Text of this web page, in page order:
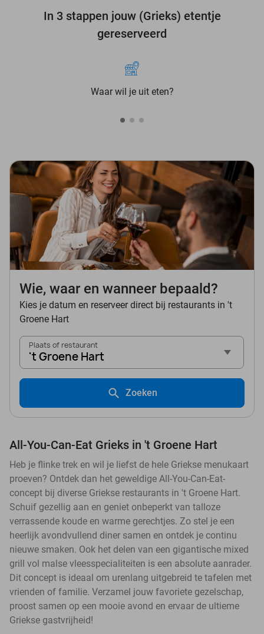
In 3 stappen jouw (Grieks) etentje
gereserveerd
Waar wil je uit eten?
Wie, waar en wanneer bepaald?
Kies je datum en reserveer direct bij restaurants in 't
Groene Hart
Plaats of restaurant
't Groene Hart
Zoeken
All-You-Can-Eat Grieks in 't Groene Hart
Heb je flinke trek en wil je liefst de hele Griekse menukaart
proeven? Ontdek dan het geweldige All-You-Can-Eat-
concept bij diverse Griekse restaurants in 't Groene Hart.
Schuif gezellig aan en geniet onbeperkt van talloze
verrassende koude en warme gerechtjes. Zo stel je een
heerlijk avondvullend diner samen en ontdek je continu
nieuwe smaken. Ook het delen van een gigantische mixed
grill vol malse vleesspecialiteiten is een absolute aanrader.
Dit concept is ideaal om urenlang uitgebreid te tafelen met
vrienden of familie. Verzamel jouw favoriete gezelschap,
proost samen op een mooie avond en ervaar de ultieme
Griekse gastvrijheid!